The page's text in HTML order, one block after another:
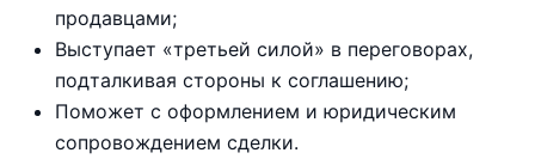
продавцами;
Выступает «третьей силой» в переговорах,
подталкивая стороны к соглашению;
Поможет с оформлением и юридическим
сопровождением сделки.